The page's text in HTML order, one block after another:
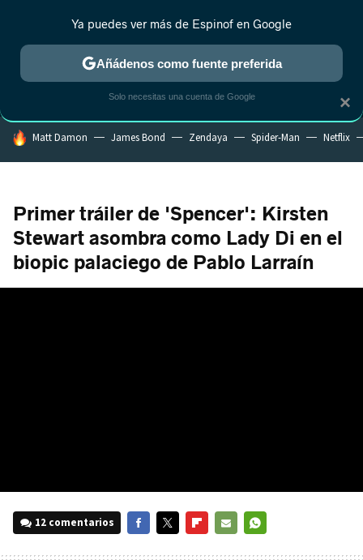
MENÚ NUEVO
ESTRENOS REALITY ANIME RANKINGS CINE
HOY SE HABLA DE
Matt Damon James Bond Zendaya Spider-Man Netflix
Primer tráiler de 'Spencer': Kirsten
Stewart asombra como Lady Di en el
biopic palaciego de Pablo Larraín
12 comentarios
×
Ya puedes ver más de Espinof en Google
Añádenos como fuente preferida
Solo necesitas una cuenta de Google